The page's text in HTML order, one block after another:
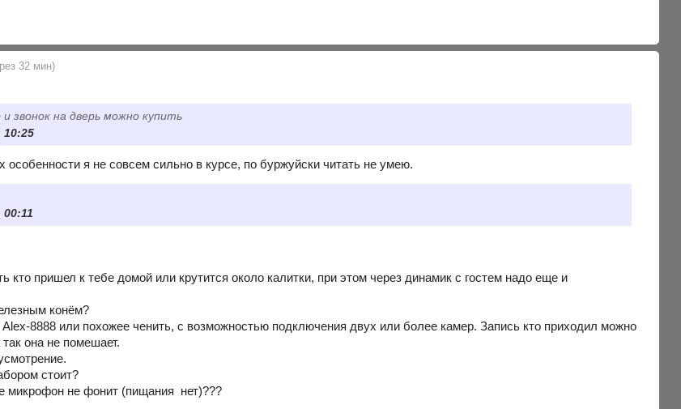
32 мин)
звонок на дверь можно купить
10:25
особенности я не совсем сильно в курсе, по буржуйски читать не умею.
кто пришел к тебе домой или крутится около калитки, при этом через динамик с гостем надо еще и
конём?
8888 или похожее ченить, с возможностью подключения двух или более камер. Запись кто приходил можно
она не помешает.
стоит?
микрофон не фонит (пищания нет)???